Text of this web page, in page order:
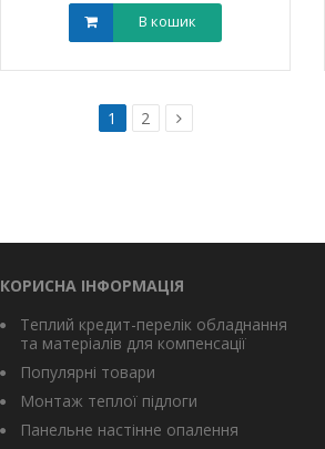
В кошик
1 2
КОРИСНА ІНФОРМАЦІЯ
Теплий кредит-перелік обладнання
та матеріалів для компенсації
Популярні товари
Монтаж теплої підлоги
Панельне настінне опалення